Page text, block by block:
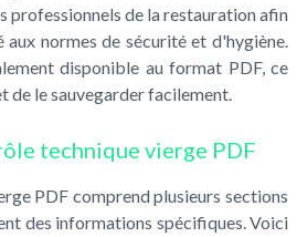
professionnels de la restauration afin
normes de sécurité et d'hygiène.
disponible au format PDF, ce
de le sauvegarder facilement.
technique vierge PDF
PDF comprend plusieurs sections
des informations spécifiques. Voici